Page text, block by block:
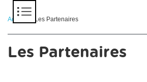
Accueil > Les Partenaires
Les Partenaires